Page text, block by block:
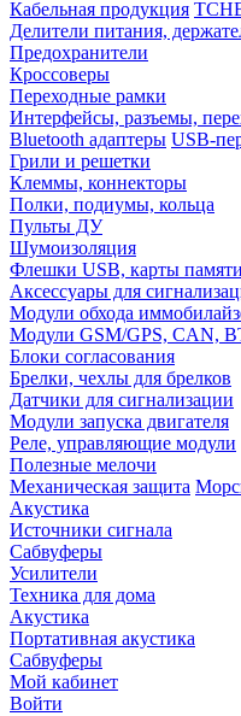
Кабельная продукция
Делители питания,
Предохранители
Кроссоверы
Переходные рамки
Интерфейсы, разъемы,
Bluetooth адаптеры USB-
Грили и решетки
Клеммы, коннекторы
Полки, подиумы, кольца
Пульты ДУ
Шумоизоляция
Флешки USB, карты памяти
Аксессуары для
Модули обхода
Модули GSM/GPS, CAN,
Блоки согласования
Брелки, чехлы для брелков
Датчики для сигнализации
Модули запуска двигателя
Реле, управляющие модули
Полезные мелочи
Механическая защита
Акустика
Источники сигнала
Сабвуферы
Усилители
Техника для дома
Акустика
Портативная акустика
Сабвуферы
Мой кабинет
Войти